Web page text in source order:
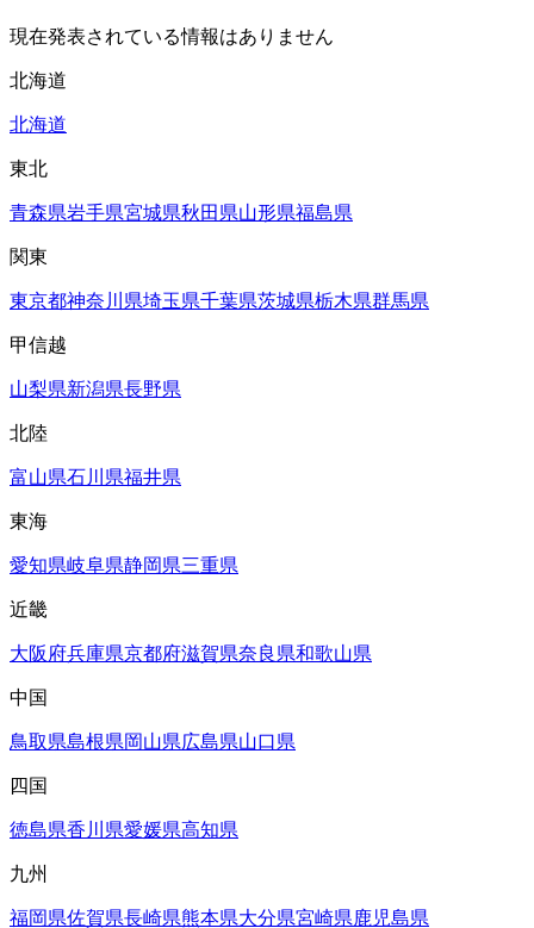
現在発表されている情報はありません
北海道
北海道
東北
青森県岩手県宮城県秋田県山形県福島県
関東
東京都神奈川県埼玉県千葉県茨城県栃木県群馬県
甲信越
山梨県新潟県長野県
北陸
富山県石川県福井県
東海
愛知県岐阜県静岡県三重県
近畿
大阪府兵庫県京都府滋賀県奈良県和歌山県
中国
鳥取県島根県岡山県広島県山口県
四国
徳島県香川県愛媛県高知県
九州
福岡県佐賀県長崎県熊本県大分県宮崎県鹿児島県